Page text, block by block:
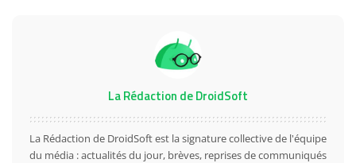
La Rédaction de DroidSoft
La Rédaction de DroidSoft est la signature collective de l'équipe
du média : actualités du jour, brèves, reprises de communiqués